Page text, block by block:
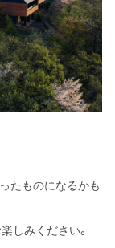
たものになるかも
しみください。